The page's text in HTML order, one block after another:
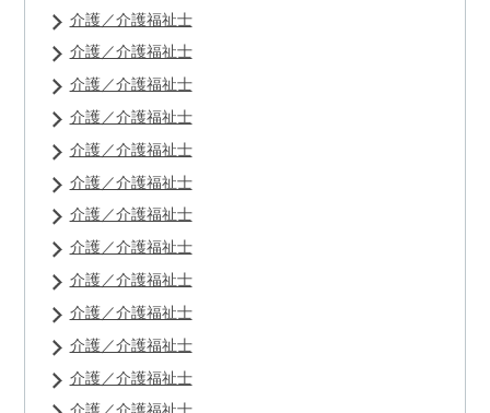
介護／介護福祉士
介護／介護福祉士
介護／介護福祉士
介護／介護福祉士
介護／介護福祉士
介護／介護福祉士
介護／介護福祉士
介護／介護福祉士
介護／介護福祉士
介護／介護福祉士
介護／介護福祉士
介護／介護福祉士